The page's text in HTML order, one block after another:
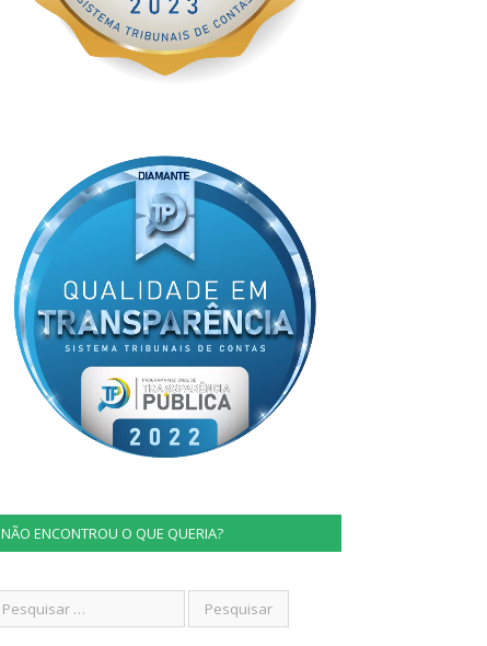
NÃO ENCONTROU O QUE QUERIA?